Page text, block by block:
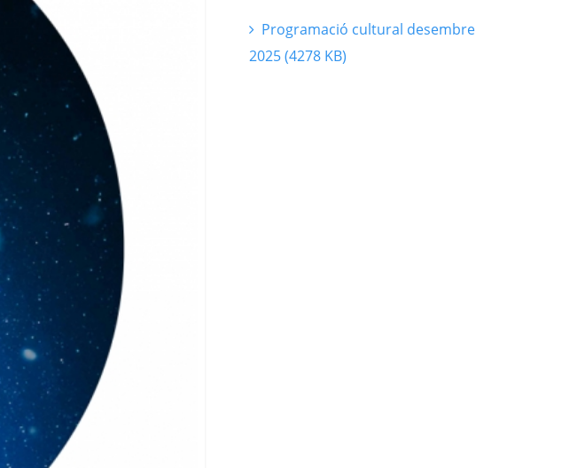
Programació cultural desembre
2025 (4278 KB)